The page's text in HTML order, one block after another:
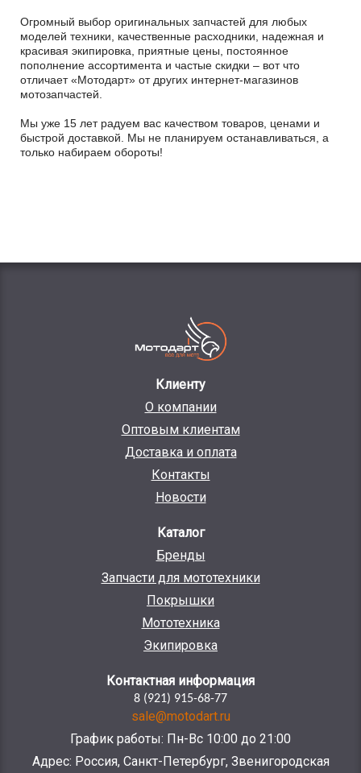
Огромный выбор оригинальных запчастей для любых
моделей техники, качественные расходники, надежная и
красивая экипировка, приятные цены, постоянное
пополнение ассортимента и частые скидки – вот что
отличает «Мотодарт» от других интернет-магазинов
мотозапчастей.
Мы уже 15 лет радуем вас качеством товаров, ценами и
быстрой доставкой. Мы не планируем останавливаться, а
только набираем обороты!
Клиенту
О компании
Оптовым клиентам
Доставка и оплата
Контакты
Новости
Каталог
Бренды
Запчасти для мототехники
Покрышки
Мототехника
Экипировка
Контактная информация
8 (921) 915-68-77
sale@motodart.ru
График работы: Пн-Вс 10:00 до 21:00
Адрес: Россия, Санкт-Петербург, Звенигородская